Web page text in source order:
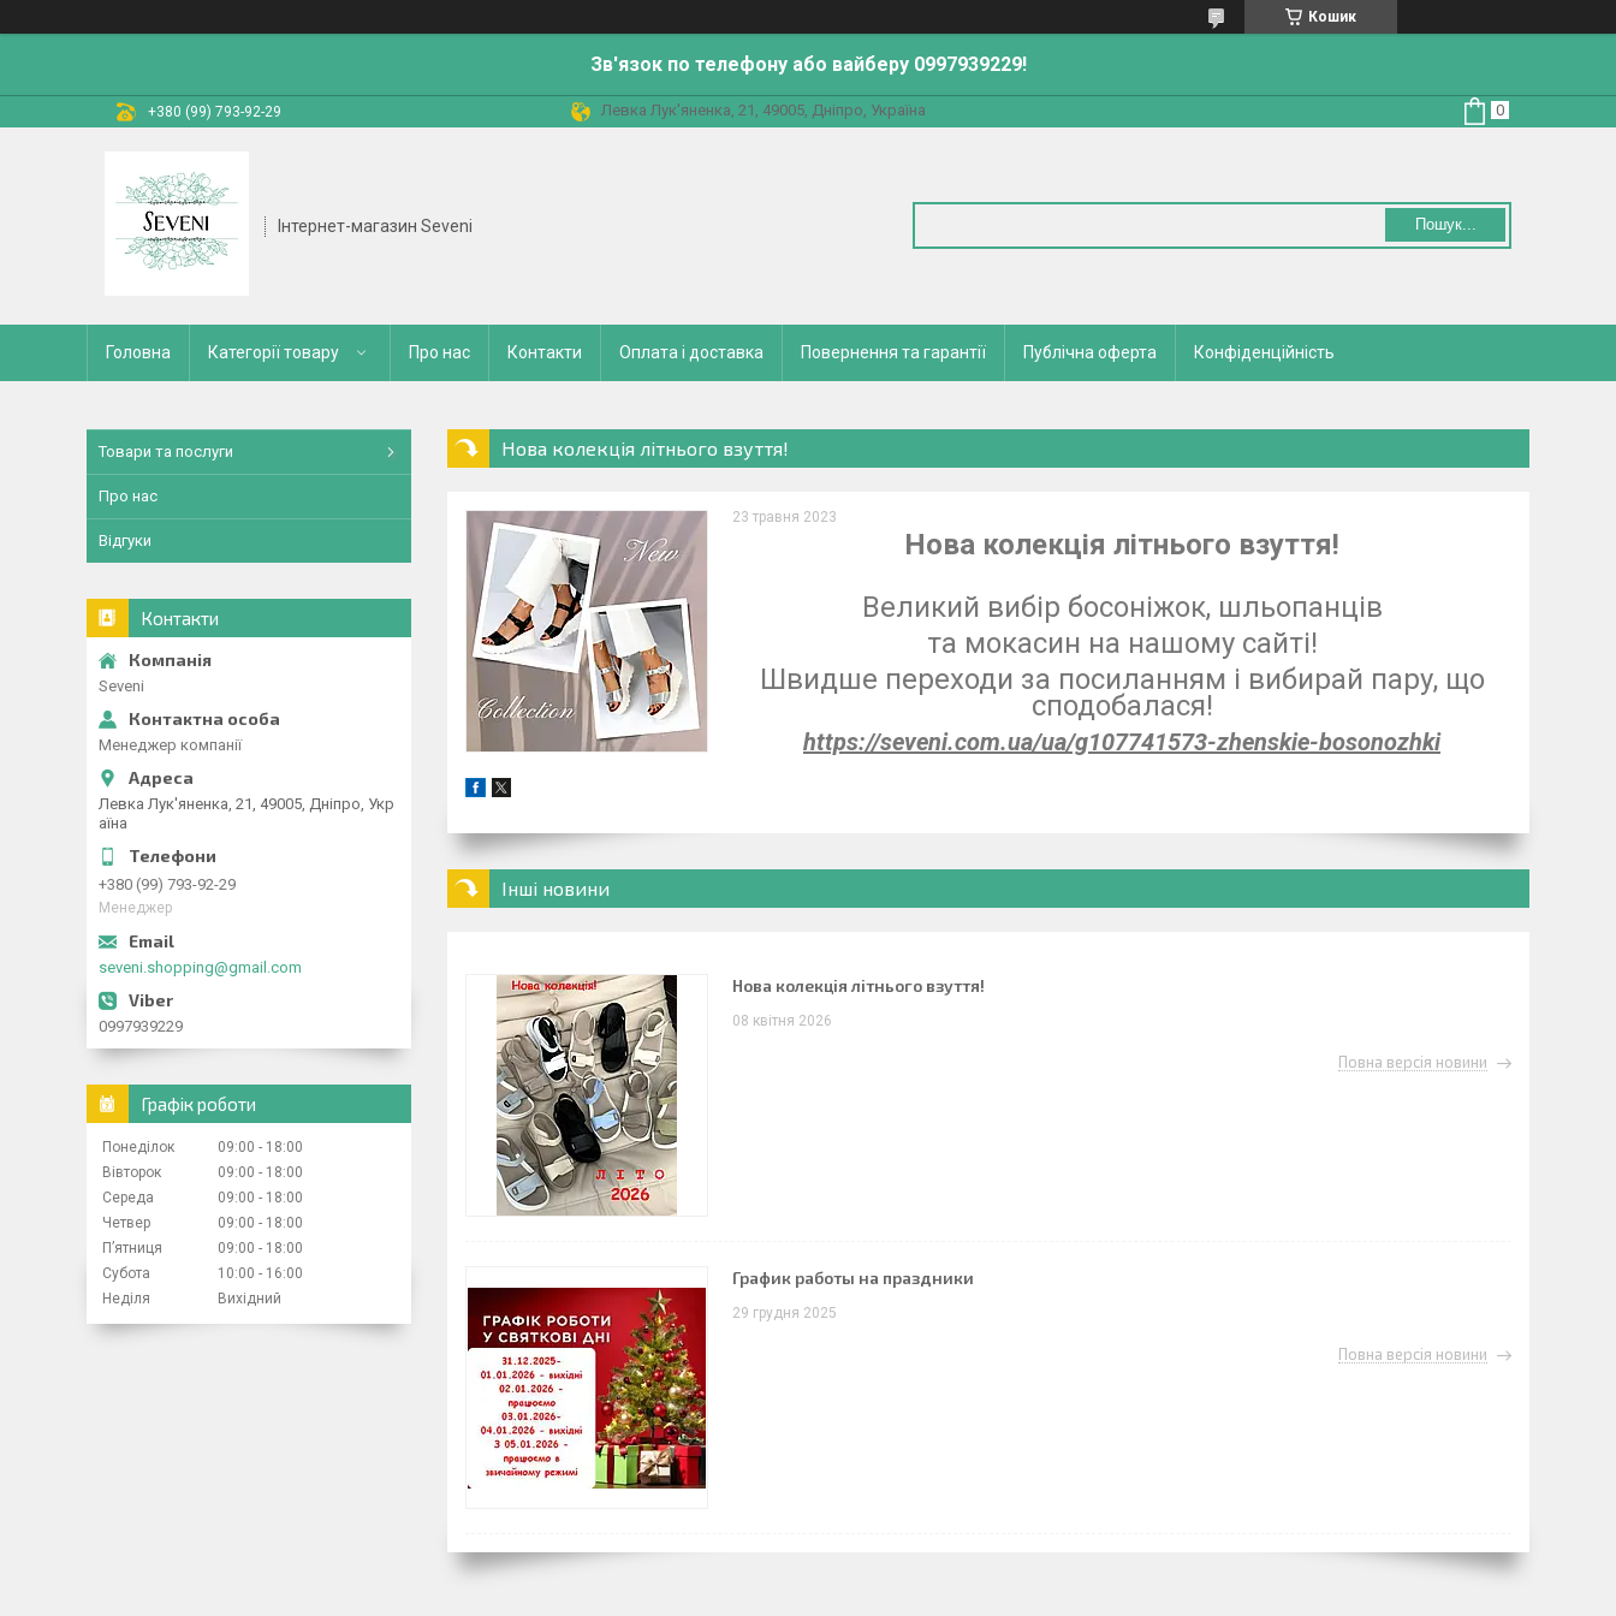
Кошик
Зв'язок по телефону або вайберу 0997939229!
+380 (99) 793-92-29 Левка Лук'яненка, 21, 49005, Дніпро, Україна
Інтернет-магазин Seveni Пошук...
Головна Категорії товару Про нас Контакти Оплата і доставка Повернення та гарантії Публічна оферта Конфіденційність
Нова колекція літнього взуття!
23 травня 2023
Нова колекція літнього взуття!
Великий вибір босоніжок, шльопанців
та мокасин на нашому сайті!
Швидше переходи за посиланням і вибирай пару, що
сподобалася!
https://seveni.com.ua/ua/g107741573-zhenskie-bosonozhki
Інші новини
Нова колекція літнього взуття!
08 квітня 2026
Повна версія новини
График работы на праздники
29 грудня 2025
Повна версія новини
Товари та послуги
Про нас
Відгуки
Контакти
Seveni
Менеджер компанії
Левка Лук'яненка, 21, 49005, Дніпро, Укр
аїна
+380 (99) 793-92-29
Менеджер
seveni.shopping@gmail.com
0997939229
Графік роботи
Понеділок 09:00
18:00
Вівторок
09:00
18:00
Середа
09:00
18:00
Четвер
09:00
18:00
Пʼятниця
09:00
18:00
Субота
10:00
16:00
Неділя
Вихідний